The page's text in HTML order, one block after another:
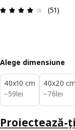
(51)
Alege dimensiune
40x10 cm
−59lei
59lei
40x20 cm
−76lei
76lei
Proiectează-